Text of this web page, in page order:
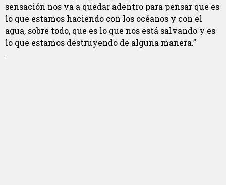
sensación nos va a quedar adentro para pensar que es
lo que estamos haciendo con los océanos y con el
agua, sobre todo, que es lo que nos está salvando y es
lo que estamos destruyendo de alguna manera.”
.